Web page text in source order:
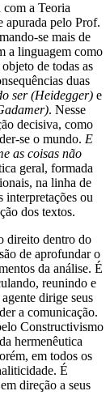
a Teoria
apurada pelo Prof.
se mais de
a linguagem como
de todas as
duas
ser (Heidegger) e
. Nesse
decisiva, como
se o mundo. E
as coisas não
geral, formada
na linha de
interpretações ou
dos textos.
direito dentro do
de aprofundar o
da análise. É
reunindo e
dirige seus
a comunicação.
Constructivismo
hermenêutica
em todos os
É
direção a seus